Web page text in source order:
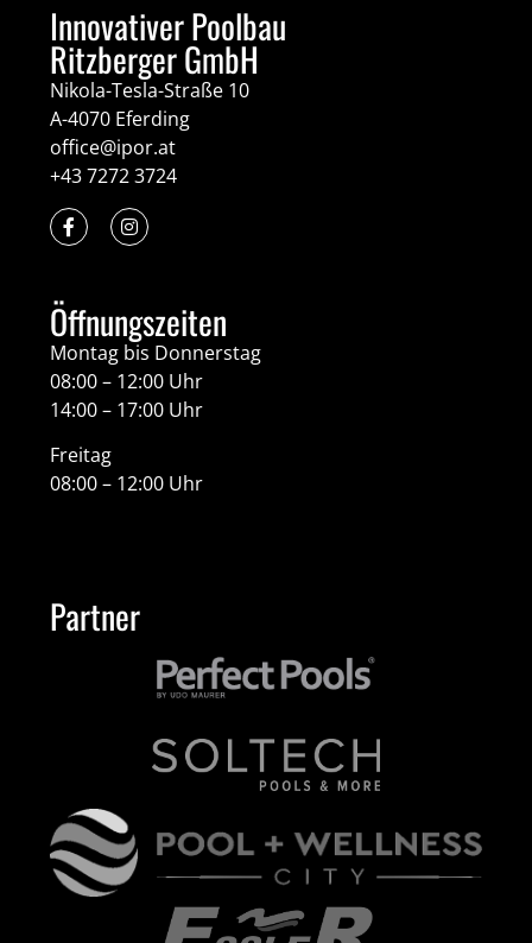
Innovativer Poolbau
Ritzberger GmbH
Nikola-Tesla-Straße 10
A-4070 Eferding
office@ipor.at
+43 7272 3724
Öffnungszeiten
Montag bis Donnerstag
08:00 – 12:00 Uhr
14:00 – 17:00 Uhr
Freitag
08:00 – 12:00 Uhr
Partner